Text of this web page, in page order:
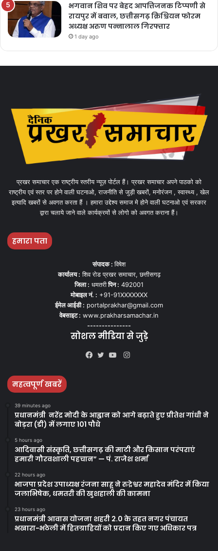
भगवान शिव पर बेहद आपत्तिजनक टिप्पणी से
रायपुर में बवाल, छत्तीसगढ़ क्रिश्चियन फोरम
अध्यक्ष अरुण पन्नालाल गिरफ्तार
1 day ago
प्रखर समाचार एक राष्ट्रीय स्तरीय न्यूज़ पोर्टल हैं। प्रखर समाचार अपने पाठको को
राष्ट्रीय एवं स्तर पर होने वाली घटनाओ, राजनीति से जुड़ी खबरों, मनोरंजन , स्वास्थ्य , खेल
इत्यादि खबरों से अवगत करता हैं । हमारा उद्देश्य समाज मे होने वाली घटनाओ एवं सरकार
द्वारा चलाये जाने वाले कार्यक्रमों से लोगो को अवगत कराना हैं।
हमारा पता
संपादक :विषेश
कार्यालय : शिव रोड प्रखर समाचार, छत्तीसगढ़
जिला : धमतरीपिन : 492001
मोबाइल नं. : +91-91XXXXXXX
ईमेल आईडी : portalprakhar@gmail.com
वेबसाइट : www.prakharsamachar.in
---------------
सोशल मीडिया से जुड़े
Instagram
महत्वपूर्ण खबरें
39 minutes ago
प्रधानमंत्री नरेंद्र मोदी के आह्वान को आगे बढ़ाते हुए प्रीतेश गांधी ने
बोड़रा (डी) में लगाए 101 पौधे
5 hours ago
आदिवासी संस्कृति, छत्तीसगढ़ की माटी और किसान परंपराएं
हमारी गौरवशाली पहचान” — पं. राजेश शर्मा
22 hours ago
भाजपा प्रदेश उपाध्यक्ष रंजना साहू ने रुद्रेश्वर महादेव मंदिर में किया
जलाभिषेक, धमतरी की खुशहाली की कामना
23 hours ago
प्रधानमंत्री आवास योजना शहरी 2.0 के तहत नगर पंचायत
भखारा-भठेली में हितग्राहियों को प्रदान किए गए अधिकार पत्र